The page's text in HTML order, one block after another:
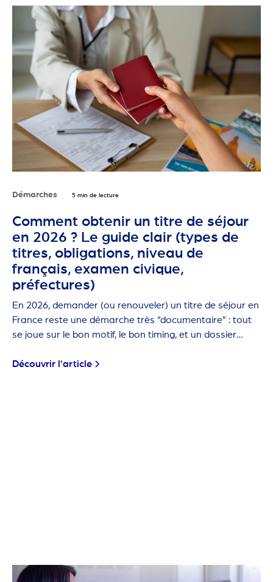
Démarches 5 min de lecture
Comment obtenir un titre de séjour
en 2026 ? Le guide clair (types de
titres, obligations, niveau de
français, examen civique,
préfectures)
En 2026, demander (ou renouveler) un titre de séjour en
France reste une démarche très “documentaire” : tout
se joue sur le bon motif, le bon timing, et un dossier
Découvrir l'article